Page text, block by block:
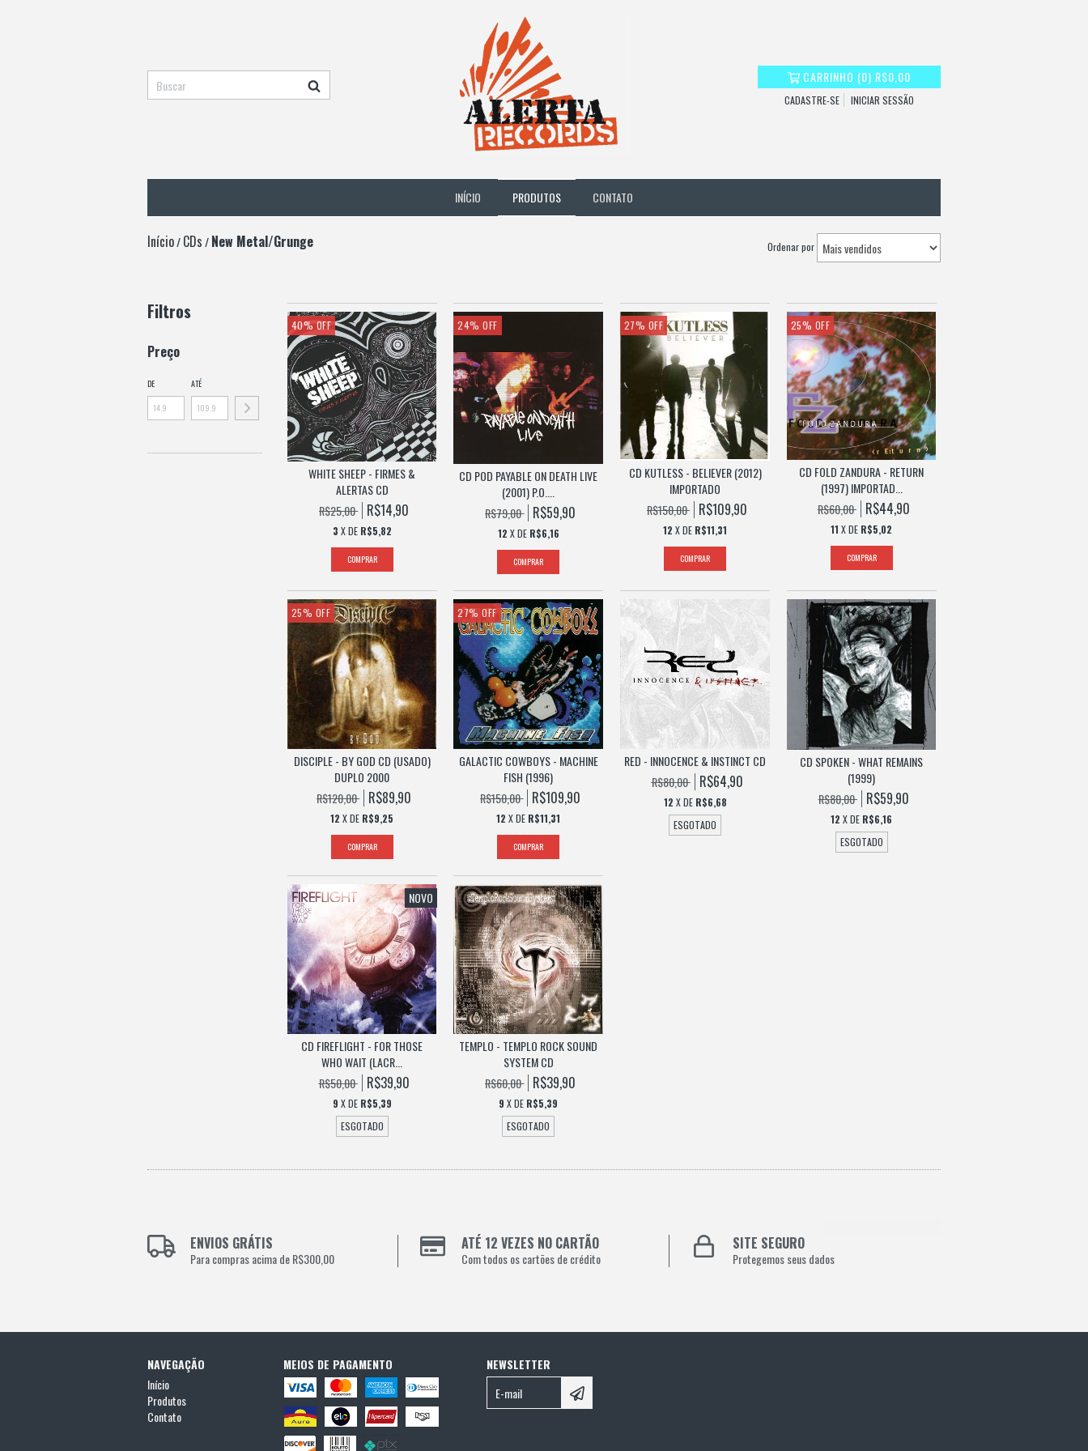
CARRINHO (0) R$0,00
CADASTRE-SE INICIAR SESSÃO
INÍCIO PRODUTOS CONTATO
Início/CDs/New Metal/Grunge Ordenar por
Filtros
Preço
DE ATÉ
40% OFF
WHITE SHEEP - FIRMES &
ALERTAS CD
R$25,00 R$14,90
3 X DE R$5,82
24%OFF
CD POD PAYABLE ON DEATH LIVE
(2001) P.O....
R$79,00 R$59,90
12 X DE R$6,16
27% OFF
CD KUTLESS - BELIEVER (2012)
IMPORTADO
R$150,00 R$109,90
12 X DE R$11,31
25% OFF
CD FOLD ZANDURA - RETURN
(1997) IMPORTAD...
R$60,00 R$44,90
11 X DE R$5,02
25% OFF
DISCIPLE - BY GOD CD (USADO)
DUPLO 2000
R$120,00 R$89,90
12 X DE R$9,25
27%OFF
GALACTIC COWBOYS - MACHINE
FISH (1996)
R$150,00 R$109,90
12 X DE R$11,31
RED - INNOCENCE & INSTINCT CD
R$80,00 R$64,90
12 X DE R$6,68
ESGOTADO
CD SPOKEN - WHAT REMAINS
(1999)
R$80,00 R$59,90
12 X DE R$6,16
ESGOTADO
NOVO
CD FIREFLIGHT - FOR THOSE
WHO WAIT (LACR...
R$50,00 R$39,90
9 X DE R$5,39
ESGOTADO
TEMPLO - TEMPLO ROCK SOUND
SYSTEM CD
R$60,00 R$39,90
9 X DE R$5,39
ESGOTADO
ENVIOS GRÁTIS
Para compras acima de R$300,00
ATÉ 12 VEZES NO CARTÃO
Com todos os cartões de crédito
SITE SEGURO
Protegemos seus dados
NAVEGAÇÃO
Início
Produtos
Contato
MEIOS DE PAGAMENTO NEWSLETTER